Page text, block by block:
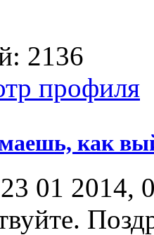
2136
как
23 01 2014,